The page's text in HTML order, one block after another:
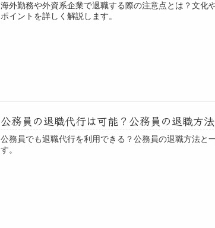
海外勤務や外資系企業で退職する際の注意点とは？文
ポイントを詳しく解説します。
公務員の退職代行は可能？公務員の退職方
公務員でも退職代行を利用できる？公務員の退職方法と
す。